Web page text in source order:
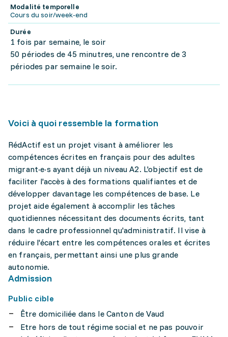
Modalité temporelle
Cours du soir/week-end
Durée
1 fois par semaine, le soir
50 périodes de 45 minutres, une rencontre de 3
périodes par semaine le soir.
Voici à quoi ressemble la formation
RédActif est un projet visant à améliorer les
compétences écrites en français pour des adultes
migrant·e·s ayant déjà un niveau A2. L'objectif est de
faciliter l'accès à des formations qualifiantes et de
développer davantage les compétences de base. Le
projet aide également à accomplir les tâches
quotidiennes nécessitant des documents écrits, tant
dans le cadre professionnel qu'administratif. Il vise à
réduire l'écart entre les compétences orales et écrites
en français, permettant ainsi une plus grande
autonomie.
Admission
Public cible
Être domiciliée dans le Canton de Vaud
Etre hors de tout régime social et ne pas pouvoir